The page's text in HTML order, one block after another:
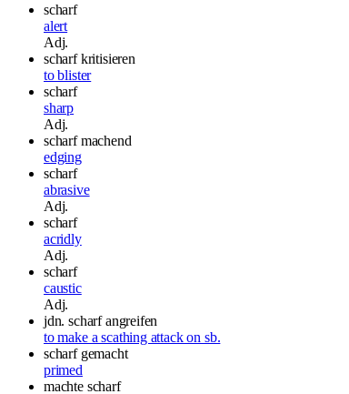
scharf
alert
Adj.
scharf kritisieren
to blister
scharf
sharp
Adj.
scharf machend
edging
scharf
abrasive
Adj.
scharf
acridly
Adj.
scharf
caustic
Adj.
jdn. scharf angreifen
to make a scathing attack on sb.
scharf gemacht
primed
machte scharf